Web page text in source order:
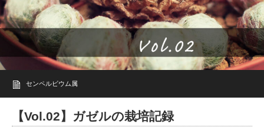
センペルビウム属
【Vol.02】ガゼルの栽培記録